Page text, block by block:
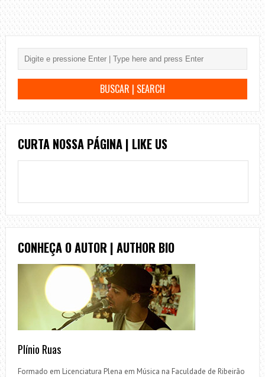
CURTA NOSSA PÁGINA | LIKE US
CONHEÇA O AUTOR | AUTHOR BIO
Plínio Ruas
Formado em Licenciatura Plena em Música na Faculdade de Ribeirão